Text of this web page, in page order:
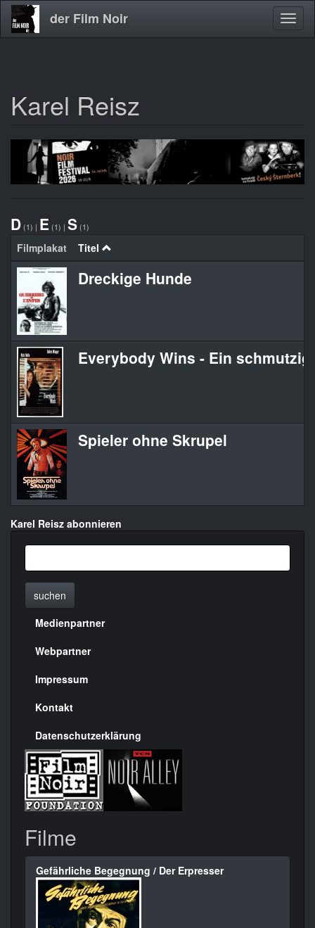
Direkt
zum
der Film Noir
Karel Reisz
D (1) | E (1) | S (1)
Filmplakat Titel
Dreckige Hunde
Everybody Wins - Ein
Spieler ohne Skrupel
Karel Reisz abonnieren
suchen
Menülinks
rechte
Seite
Medienpartner
Webpartner
Impressum
Kontakt
Datenschutzerklärung
Filme
Gefährliche Begegnung / Der Erpresser